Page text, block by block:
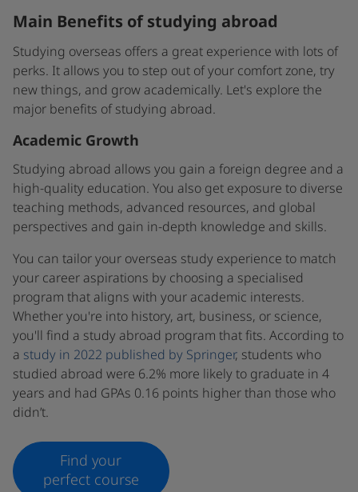
Main Benefits of studying abroad
Studying overseas offers a great experience with lots of
perks. It allows you to step out of your comfort zone, try
new things, and grow academically. Let's explore the
major benefits of studying abroad.
Academic Growth
Studying abroad allows you gain a foreign degree and a
high-quality education. You also get exposure to diverse
teaching methods, advanced resources, and global
perspectives and gain in-depth knowledge and skills.
You can tailor your overseas study experience to match
your career aspirations by choosing a specialised
program that aligns with your academic interests.
Whether you're into history, art, business, or science,
you'll find a study abroad program that fits. According to
a study in 2022 published by Springer, students who
studied abroad were 6.2% more likely to graduate in 4
years and had GPAs 0.16 points higher than those who
didn’t.
Find your
perfect course